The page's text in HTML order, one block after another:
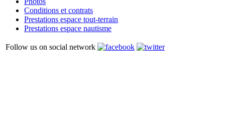
Conditions et contrats
Prestations espace tout-terrain
Prestations espace nautisme
Follow us on social network